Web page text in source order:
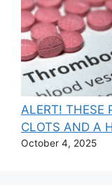
ALERT! THESE
CLOTS AND A
October 4, 2025